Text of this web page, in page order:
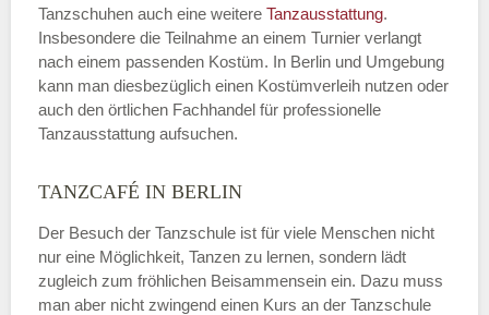
Tanzschuhen auch eine weitere Tanzausstattung.
Insbesondere die Teilnahme an einem Turnier verlangt
nach einem passenden Kostüm. In Berlin und Umgebung
kann man diesbezüglich einen Kostümverleih nutzen oder
auch den örtlichen Fachhandel für professionelle
Tanzausstattung aufsuchen.
TANZCAFÉ IN BERLIN
Der Besuch der Tanzschule ist für viele Menschen nicht
nur eine Möglichkeit, Tanzen zu lernen, sondern lädt
zugleich zum fröhlichen Beisammensein ein. Dazu muss
man aber nicht zwingend einen Kurs an der Tanzschule